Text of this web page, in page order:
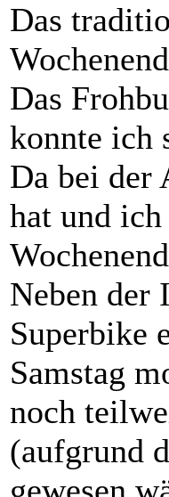
Das
Das
konnte ich
Da bei der
hat und
Neben der
Superbike
Samstag
noch
(aufgrund